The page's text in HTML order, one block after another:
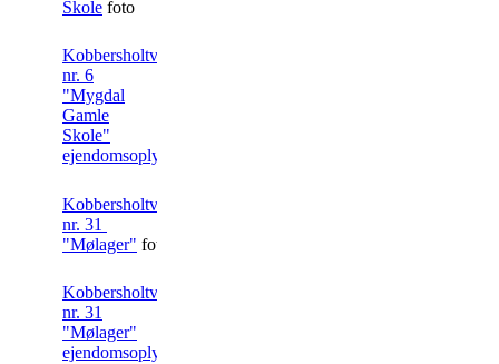
Skole foto
Kobbersholtvej
nr. 6
"Mygdal
Gamle
Skole"
ejendomsoplysning
Kobbersholtvej
nr. 31
"Mølager" foto
Kobbersholtvej
nr. 31
"Mølager"
ejendomsoplysning